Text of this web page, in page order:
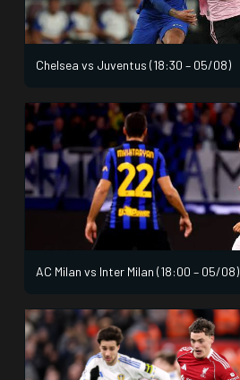
Chelsea vs Juventus (18:30 – 05/08)
AC Milan vs Inter Milan (18:00 – 05/08)